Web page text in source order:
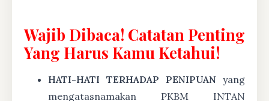
Wajib Dibaca! Catatan Penting
Yang Harus Kamu Ketahui!
HATI-HATI TERHADAP PENIPUAN yang
mengatasnamakan PKBM INTAN